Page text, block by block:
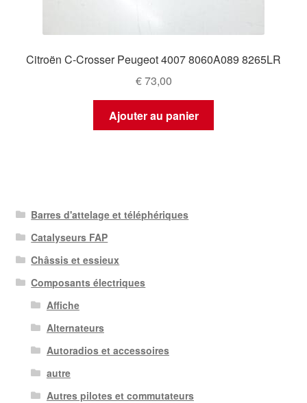
Citroën C-Crosser Peugeot 4007 8060A089 8265LR
€73,00
Ajouter au panier
Barres d'attelage et téléphériques
Catalyseurs FAP
Châssis et essieux
Composants électriques
Affiche
Alternateurs
Autoradios et accessoires
autre
Autres pilotes et commutateurs